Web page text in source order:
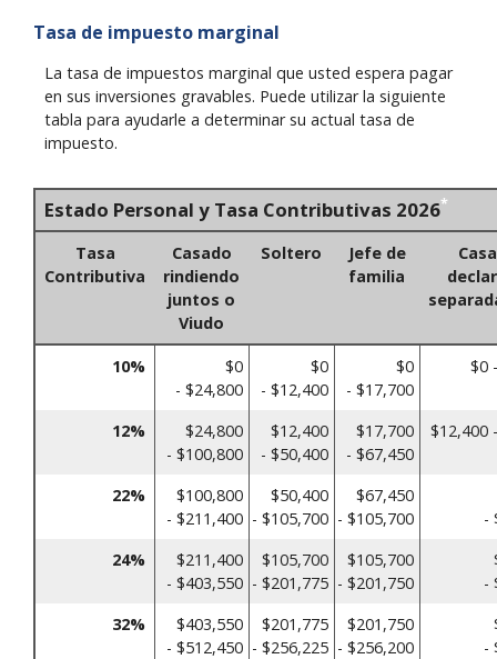
Tasa de impuesto marginal
La tasa de impuestos marginal que usted espera pagar
en sus inversiones gravables. Puede utilizar la siguiente
tabla para ayudarle a determinar su actual tasa de
impuesto.
Estado Personal y Tasa Contributivas 2026*
Tasa
Contributiva
Casado
rindiendo
juntos o
Viudo
Soltero
Jefe de
familia
10%
$0
- $24,800
$0
- $12,400
$0
- $17,700
$0
12%
$24,800
- $100,800
$12,400
- $50,400
$17,700
- $67,450
$12,400
22%
$100,800
- $211,400
$50,400
- $105,700
$67,450
- $105,700
-
24%
$211,400
- $403,550
$105,700
- $201,775
$105,700
- $201,750
-
32%
$403,550
- $512,450
$201,775
- $256,225
$201,750
- $256,200
-